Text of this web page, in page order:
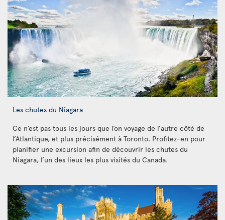
Les chutes du Niagara
Ce n’est pas tous les jours que l’on voyage de l’autre côté de
l’Atlantique, et plus précisément à Toronto. Profitez-en pour
planifier une excursion afin de découvrir les chutes du
Niagara, l’un des lieux les plus visités du Canada.